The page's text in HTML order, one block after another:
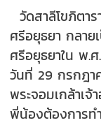
วัดสาลีโขภิตา
ศรีอยุธยา กลาย
ศรีอยุธยาใน พ.
วันที่ 29 กรกฎา
พระจอมเกล้าเ
พี่น้องต้องการท